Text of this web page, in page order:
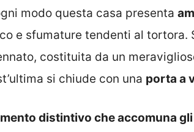
modo questa casa presenta
e sfumature tendenti al tortora.
costituita da un
si chiude con una porta a
distintivo che accomuna